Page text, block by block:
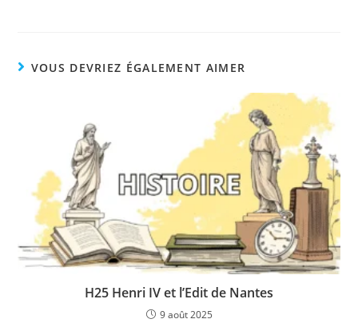
VOUS DEVRIEZ ÉGALEMENT AIMER
H25 Henri IV et l’Edit de Nantes
9 août 2025